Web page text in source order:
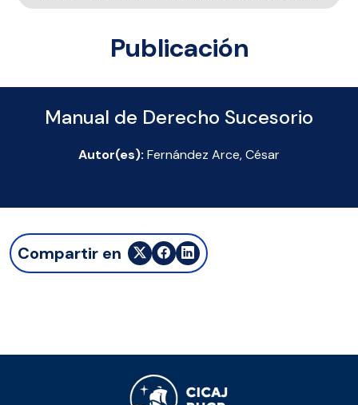
Publicación
Manual de Derecho Sucesorio
Autor(es): Fernández Arce, César
Compartir en